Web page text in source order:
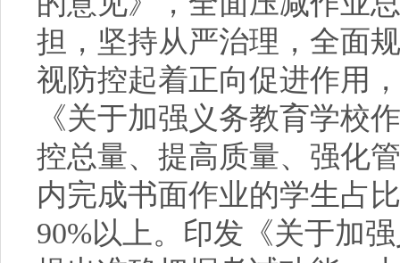
担，坚持从严治理，全面
视防控起着正向促进作用
《关于加强义务教育学校
控总量、提高质量、强化
内完成书面作业的学生占
90%以上。印发《关于加